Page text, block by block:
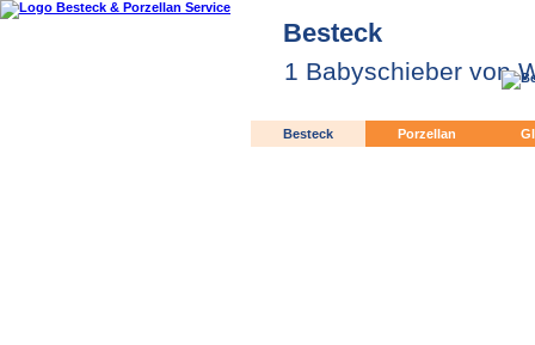
Besteck Porzellan
Besteck
1 Babyschieber von